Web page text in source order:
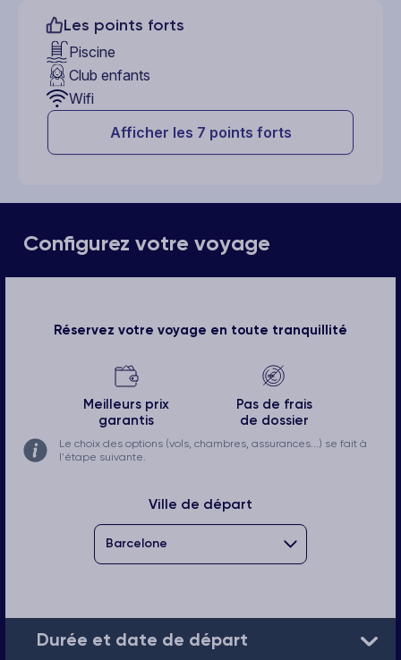
Les points forts
Piscine
Club enfants
Wifi
Afficher les 7 points forts
Configurez votre voyage
Réservez votre voyage en toute tranquillité
Meilleurs prix
garantis
Pas de frais
de dossier
Le choix des options (vols, chambres, assurances...) se fait à
l'étape suivante.
Ville de départ
Durée et date de départ